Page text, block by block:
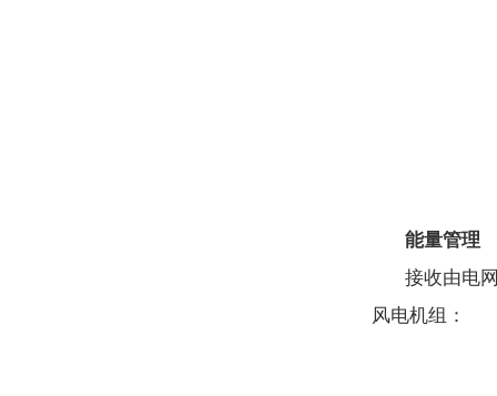
能量管理
接收由电
风电机组：